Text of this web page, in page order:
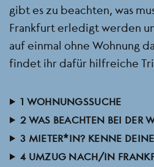
gibt es zu beachten, was
Frankfurt erledigt werden
auf einmal ohne Wohnung
findet ihr dafür hilfreiche
1 WOHNUNGSSUCHE
2 WAS BEACHTEN BEI DER
3 MIETER*IN? KENNE
4 UMZUG NACH/IN